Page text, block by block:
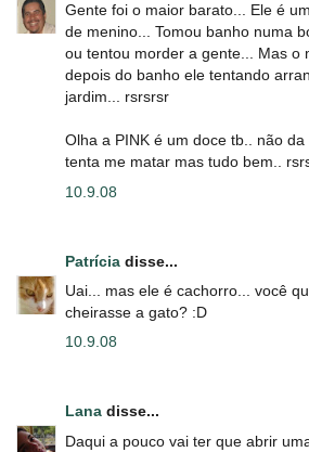
Gente foi o maior barato... Ele é
de menino... Tomou banho numa
ou tentou morder a gente... Mas o
depois do banho ele tentando
jardim... rsrsrsr
Olha a PINK é um doce tb.. não
tenta me matar mas tudo bem..
10.9.08
Patrícia disse...
Uai... mas ele é cachorro... você
cheirasse a gato? :D
10.9.08
Lana disse...
Daqui a pouco vai ter que abrir